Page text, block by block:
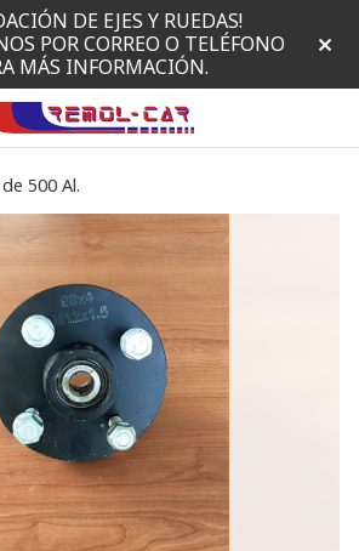
DE EJES Y RUEDAS!
POR CORREO O TELÉFONO
MÁS INFORMACIÓN.
500 Al.